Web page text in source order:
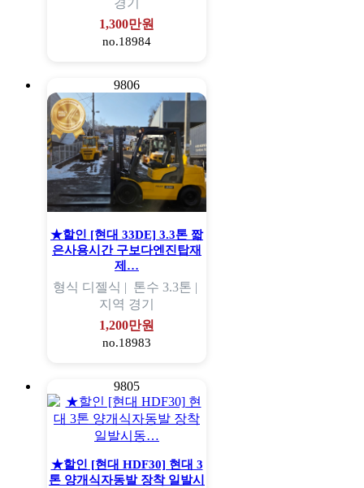
경기
1,300만원
no.18984
9806
★할인 [현대 33DE] 3.3톤 짧
은사용시간 구보다엔진탑재
제…
형식 디젤식 | 톤수 3.3톤 |
지역 경기
1,200만원
no.18983
9805
★할인 [현대 HDF30] 현대 3
톤 양개식자동발 장착 일발시